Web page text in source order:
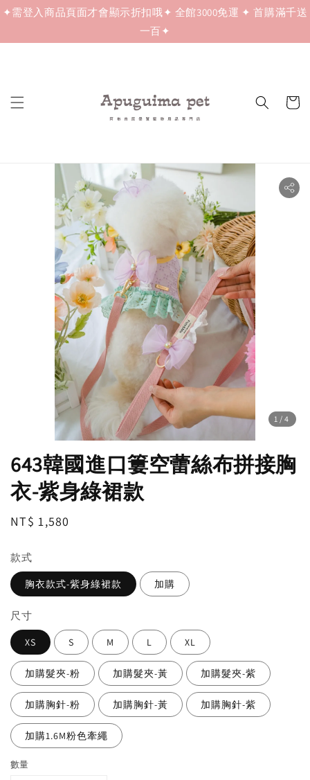
✦需登入商品頁面才會顯示折扣哦✦ 全館3000免運 ✦ 首購滿千送
一百✦
1 /4
643韓國進口簍空蕾絲布拼接胸
衣-紫身綠裙款
Regular
NT$ 1,580
款式
胸衣款式-紫身綠裙款 加購
尺寸
XS S M L XL
加購髮夾-粉 加購髮夾-黃 加購髮夾-紫
加購胸針-粉 加購胸針-黃 加購胸針-紫
加購1.6M粉色牽繩
數量